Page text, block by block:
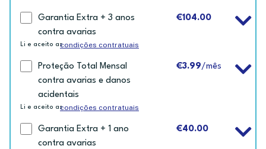
Garantia Extra + 3 anos
contra avarias
€104.00
Li e aceito ascondições contratuais
Proteção Total Mensal
contra avarias e danos
acidentais
€3.99/mês
Li e aceito ascondições contratuais
Garantia Extra + 1 ano
contra avarias
€40.00